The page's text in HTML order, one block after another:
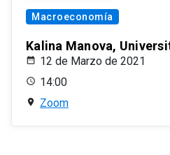
Macroeconomía
Kalina Manova,
12 de Marzo de 2021
14:00
Zoom